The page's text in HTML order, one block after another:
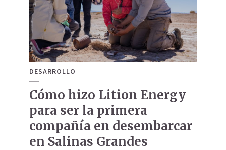
DESARROLLO
Cómo hizo Lition Energy
para ser la primera
compañía en desembarcar
en Salinas Grandes